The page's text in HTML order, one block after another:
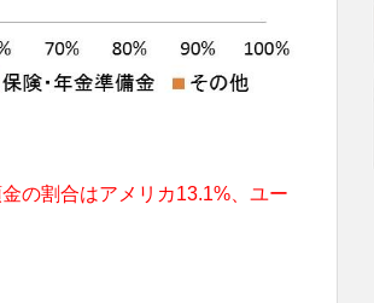
の割合はアメリカ13.1%、ユー